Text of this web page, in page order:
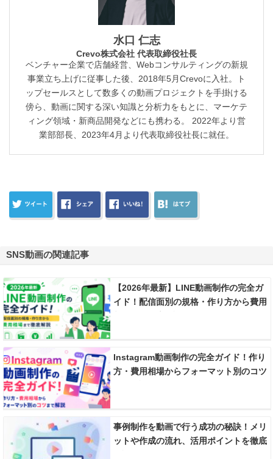
水口 仁志
Crevo株式会社 代表取締役社長
ベンチャー企業で店舗経営、Webコンサルティングの新規
事業立ち上げに従事した後、2018年5月Crevoに入社。ト
ップセールスとして数多くの動画プロジェクトを手掛ける
傍ら、動画に関する深い知識と分析力をもとに、マーケテ
ィング領域・新商品開発などにも携わる。 2022年より営
業部部長、2023年4月より代表取締役社長に就任。
SNS動画の関連記事
【2026年最新】LINE動画制作の完全ガ
イド！配信面別の規格・作り方から費用
Instagram動画制作の完全ガイド！作り
方・費用相場からフォーマット別のコツ
事例制作を動画で行う成功の秘訣！メリ
ットや作成の流れ、活用ポイントを徹底